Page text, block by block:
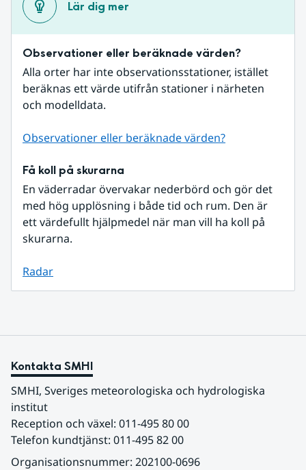
Lär dig mer
Observationer eller beräknade värden?
Alla orter har inte observationsstationer, istället
beräknas ett värde utifrån stationer i närheten
och modelldata.
Observationer eller beräknade värden?
Få koll på skurarna
En väderradar övervakar nederbörd och gör det
med hög upplösning i både tid och rum. Den är
ett värdefullt hjälpmedel när man vill ha koll på
skurarna.
Radar
Kontakta SMHI
SMHI, Sveriges meteorologiska och hydrologiska
institut
Reception och växel: 011-495 80 00
Telefon kundtjänst: 011-495 82 00
Organisationsnummer: 202100-0696